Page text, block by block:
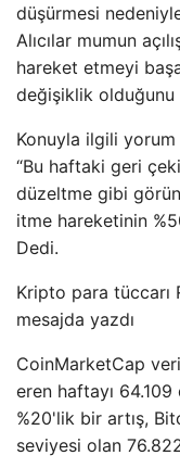
düşürmesi
Alıcılar mumun
hareket etmeyi
değişiklik olduğunu
Konuyla ilgili
“Bu haftaki geri
düzeltme gibi
itme hareketinin
Dedi.
Kripto para tüccarı
mesajda yazdı
CoinMarketCap
eren haftayı
%20'lik bir artış,
seviyesi olan